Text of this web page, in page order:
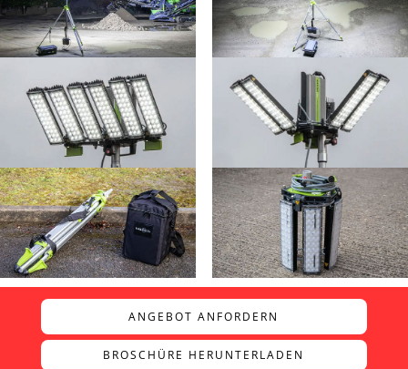
ANGEBOT ANFORDERN
BROSCHÜRE HERUNTERLADEN